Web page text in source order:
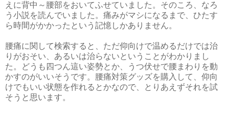
えに背中～腰部をおいてふせていました。そのころ、なろ
う小説を読んでいました。痛みがマシになるまで、ひたす
ら時間がかかったという記憶しかありません。
腰痛に関して検索すると、ただ仰向けで温めるだけでは治
りがおそい、あるいは治らないということがわかりまし
た。どうも四つん這い姿勢とか、うつ伏せで腰まわりを動
かすのがいいそうです。腰痛対策グッズを購入して、仰向
けでもいい状態を作れるとかなので、とりあえずそれを試
そうと思います。